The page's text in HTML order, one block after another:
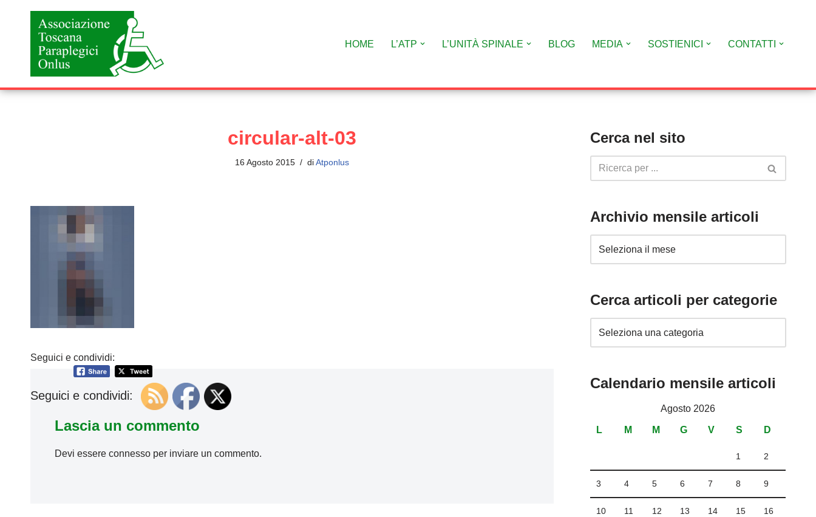
contenuto
HOME L’ATP L’UNITÀ SPINALE BLOG MEDIA SOSTIENICI CONTATTI
circular-alt-03
16 Agosto 2015 diAtponlus
Seguici e condividi:
Seguici e condividi:
Lascia un commento
Devi essere connessoper inviare un commento.
Cerca nel sito
Archivio mensile articoli
Cerca articoli per categorie
Calendario mensile articoli
Agosto 2026
L M M G V S D
1 2
3 4 5 6 7 8 9
10 11 12 13 14 15 16